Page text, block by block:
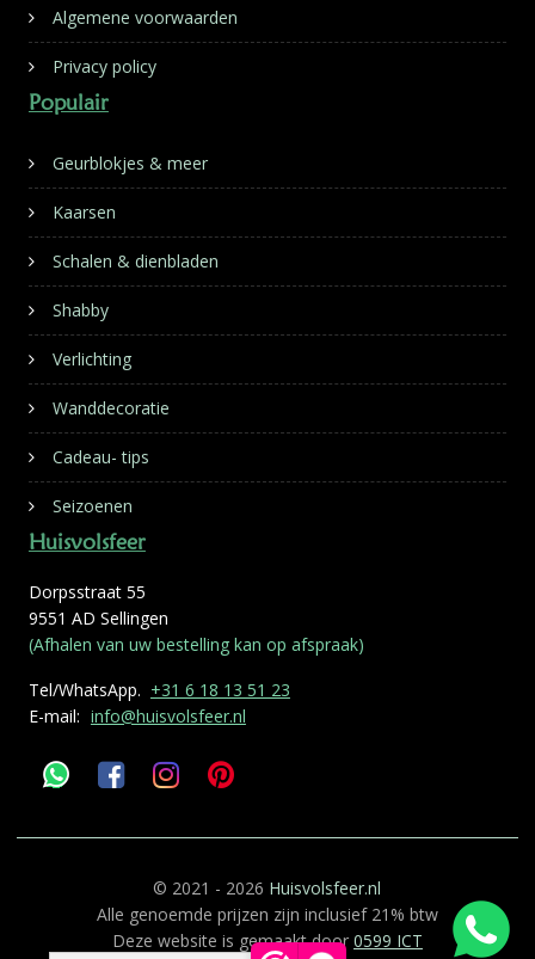
Algemene voorwaarden
Privacy policy
Populair
Geurblokjes & meer
Kaarsen
Schalen & dienbladen
Shabby
Verlichting
Wanddecoratie
Cadeau- tips
Seizoenen
Huisvolsfeer
Dorpsstraat 55
9551 AD Sellingen
(Afhalen van uw bestelling kan op afspraak)
Tel/WhatsApp. +31 6 18 13 51 23
E-mail: info@huisvolsfeer.nl
© 2021 - 2026 Huisvolsfeer.nl
Alle genoemde prijzen zijn inclusief 21% btw
Deze website is gemaakt door 0599 ICT